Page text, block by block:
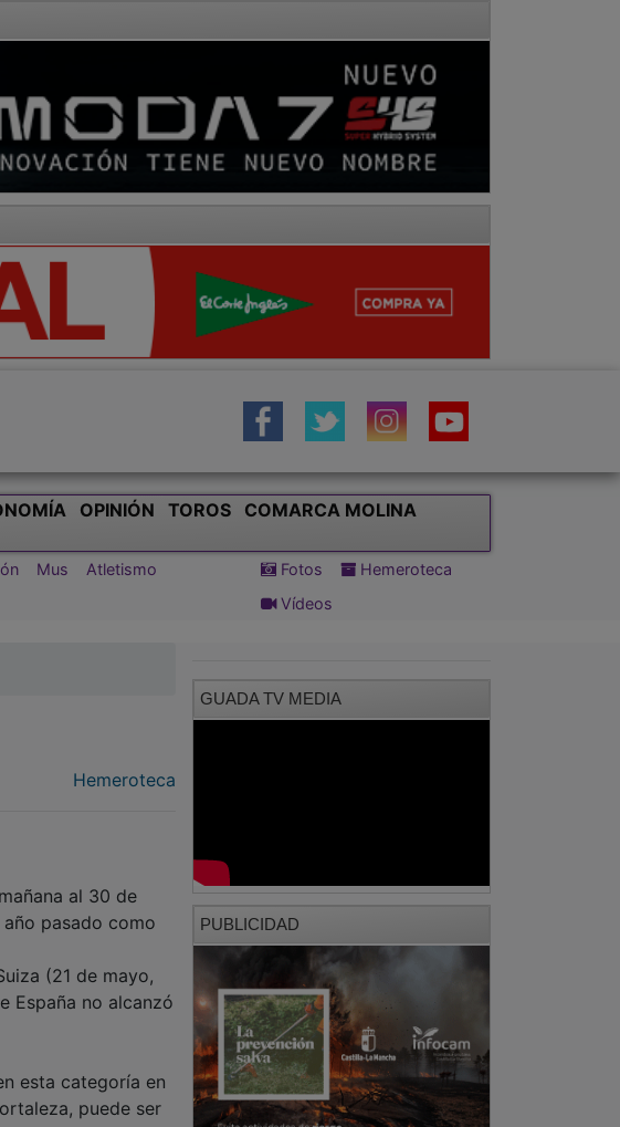
OPINIÓN TOROS
COMARCA MOLINA
Mus
Atletismo
Fotos
Hemeroteca
Vídeos
Hemeroteca
al 30 de
pasado como
(21 de mayo,
España no alcanzó
esta categoría en
puede ser
GUADA TV MEDIA
PUBLICIDAD